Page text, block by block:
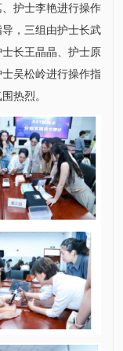
、护士李艳进行操作
，三组由护士长武
长王晶晶、护士原
士吴松岭进行操作指
热烈。